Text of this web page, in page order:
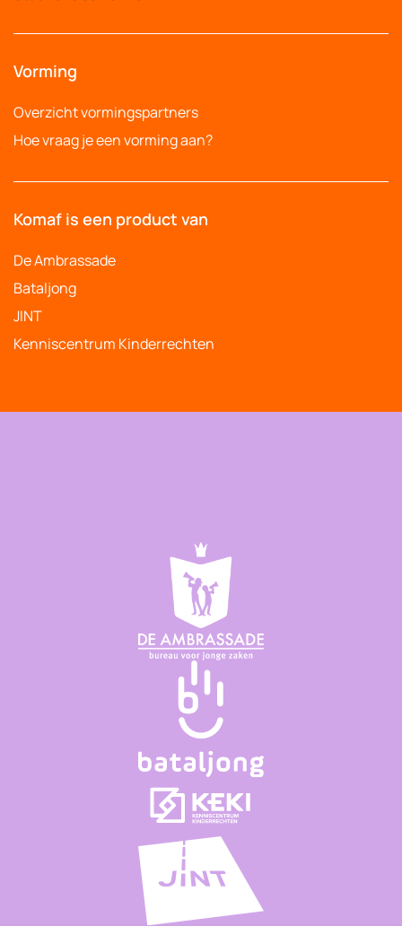
Vorming
Overzicht vormingspartners
Hoe vraag je een vorming aan?
Komaf is een product van
De Ambrassade
Bataljong
JINT
Kenniscentrum Kinderrechten